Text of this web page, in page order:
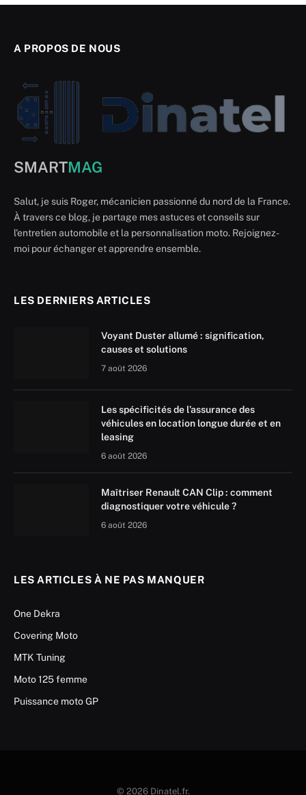
A PROPOS DE NOUS
SMARTMAG
Salut, je suis Roger, mécanicien passionné du nord de la France.
À travers ce blog, je partage mes astuces et conseils sur
l'entretien automobile et la personnalisation moto. Rejoignez-
moi pour échanger et apprendre ensemble.
LES DERNIERS ARTICLES
Voyant Duster allumé : signification,
causes et solutions
7 août 2026
Les spécificités de l’assurance des
véhicules en location longue durée et en
leasing
6 août 2026
Maîtriser Renault CAN Clip : comment
diagnostiquer votre véhicule ?
6 août 2026
LES ARTICLES À NE PAS MANQUER
One Dekra
Covering Moto
MTK Tuning
Moto 125 femme
Puissance moto GP
© 2026 Dinatel.fr.